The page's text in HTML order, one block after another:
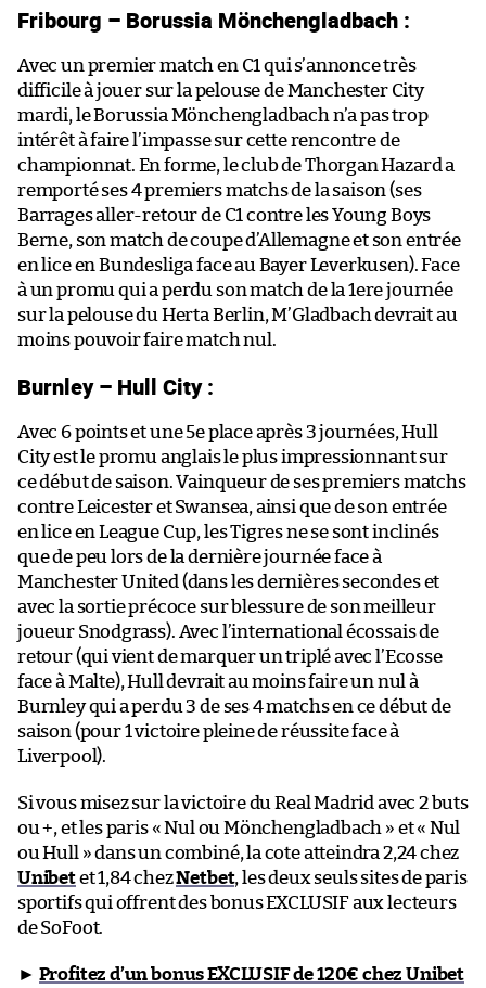
Fribourg – Borussia Mönchengladbach :
Avec un premier match en C1 qui s’annonce très
difficile à jouer sur la pelouse de Manchester City
mardi, le Borussia Mönchengladbach n’a pas trop
intérêt à faire l’impasse sur cette rencontre de
championnat. En forme, le club de Thorgan Hazard a
remporté ses 4 premiers matchs de la saison (ses
Barrages aller-retour de C1 contre les Young Boys
Berne, son match de coupe d’Allemagne et son entrée
en lice en Bundesliga face au Bayer Leverkusen). Face
à un promu qui a perdu son match de la 1ere journée
sur la pelouse du Herta Berlin, M’Gladbach devrait au
moins pouvoir faire match nul.
Burnley – Hull City :
Avec 6 points et une 5e place après 3 journées, Hull
City est le promu anglais le plus impressionnant sur
ce début de saison. Vainqueur de ses premiers matchs
contre Leicester et Swansea, ainsi que de son entrée
en lice en League Cup, les Tigres ne se sont inclinés
que de peu lors de la dernière journée face à
Manchester United (dans les dernières secondes et
avec la sortie précoce sur blessure de son meilleur
joueur Snodgrass). Avec l’international écossais de
retour (qui vient de marquer un triplé avec l’Ecosse
face à Malte), Hull devrait au moins faire un nul à
Burnley qui a perdu 3 de ses 4 matchs en ce début de
saison (pour 1 victoire pleine de réussite face à
Liverpool).
Si vous misez sur la victoire du Real Madrid avec 2 buts
ou +, et les paris « Nul ou Mönchengladbach » et « Nul
ou Hull » dans un combiné, la cote atteindra 2,24 chez
Unibetet 1,84 chezNetbet, les deux seuls sites de paris
sportifs qui offrent des bonus EXCLUSIF aux lecteurs
de SoFoot.
► Profitez d’un bonus EXCLUSIF de 120€ chez Unibet